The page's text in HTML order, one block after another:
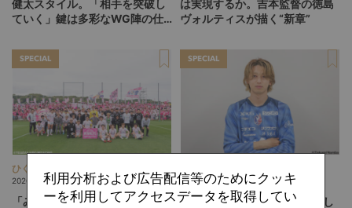
健太スタイル。「相手を突破し
ていく」鍵は多彩なWG陣の仕
は実現するか。吉本監督の徳島
ヴォルティスが描く“新章”
SPECIAL
ひぐらしひなつ
2026.08.05
「みんなのセカンドクラブ」を
SPECIAL
2026.08.04
「『器用』と言われるのは嬉し
利用分析および広告配信等のためにクッキ
ーを利用してアクセスデータを取得してい